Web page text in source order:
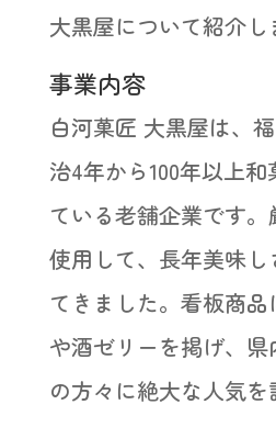
大黒屋について紹介し
事業内容
白河菓匠 大黒屋は、
治4年から100年以上
ている老舗企業です
使用して、長年美味
てきました。看板商
や酒ゼリーを掲げ、県
の方々に絶大な人気を